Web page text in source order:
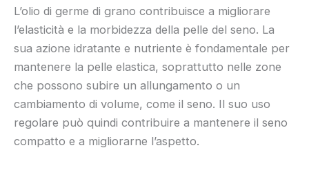
L’olio di germe di grano contribuisce a migliorare
l’elasticità e la morbidezza della pelle del seno. La
sua azione idratante e nutriente è fondamentale per
mantenere la pelle elastica, soprattutto nelle zone
che possono subire un allungamento o un
cambiamento di volume, come il seno. Il suo uso
regolare può quindi contribuire a mantenere il seno
compatto e a migliorarne l’aspetto.